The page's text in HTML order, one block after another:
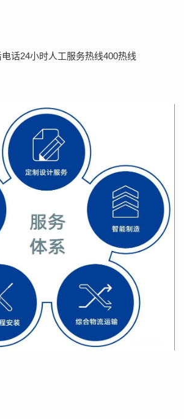
话24小时人工服务热线400热线